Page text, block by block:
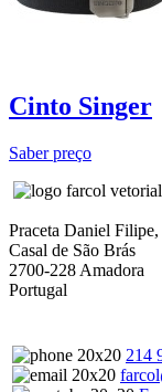
Cinto Singer
Saber preço
Praceta Daniel
Casal de São Brás
2700-228 Amadora
Portugal
214